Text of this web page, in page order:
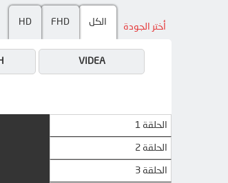
أختر الجودة الكل FHD
HD
VIDEA
الحلقة 1
الحلقة 2
الحلقة 3